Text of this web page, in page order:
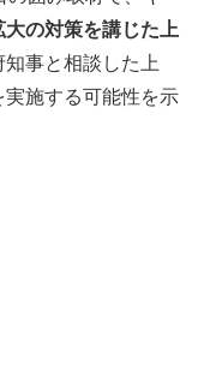
大の対策を講じた上
知事と相談した上
施する可能性を示